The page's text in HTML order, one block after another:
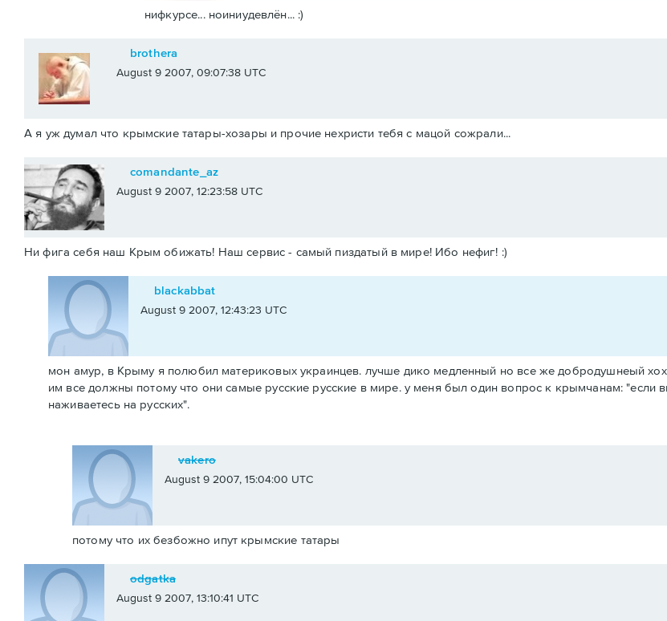
нифкурсе... ноиниудевлён... :)
brothera
August 9 2007, 09:07:38 UTC
А я уж думал что крымские татары-хозары и прочие нехристи тебя с мацой сожрали...
comandante_az
August 9 2007, 12:23:58 UTC
Ни фига себя наш Крым обижать! Наш сервис - самый пиздатый в мире! Ибо нефиг! :)
blackabbat
August 9 2007, 12:43:23 UTC
мон амур, в Крыму я полюбил материковых украинцев. лучше дико медленный но все же добродушнеый
им все должны потому что они самые русские русские в мире. у меня был один вопрос к крымчанам: "если
наживаетесь на русских".
vakero
August 9 2007, 15:04:00 UTC
потому что их безбожно ипут крымские татары
odgatka
August 9 2007, 13:10:41 UTC